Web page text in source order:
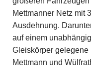
Mettmanner Netz mit
Ausdehnung.
auf einem
Gleiskörper
Mettmann und